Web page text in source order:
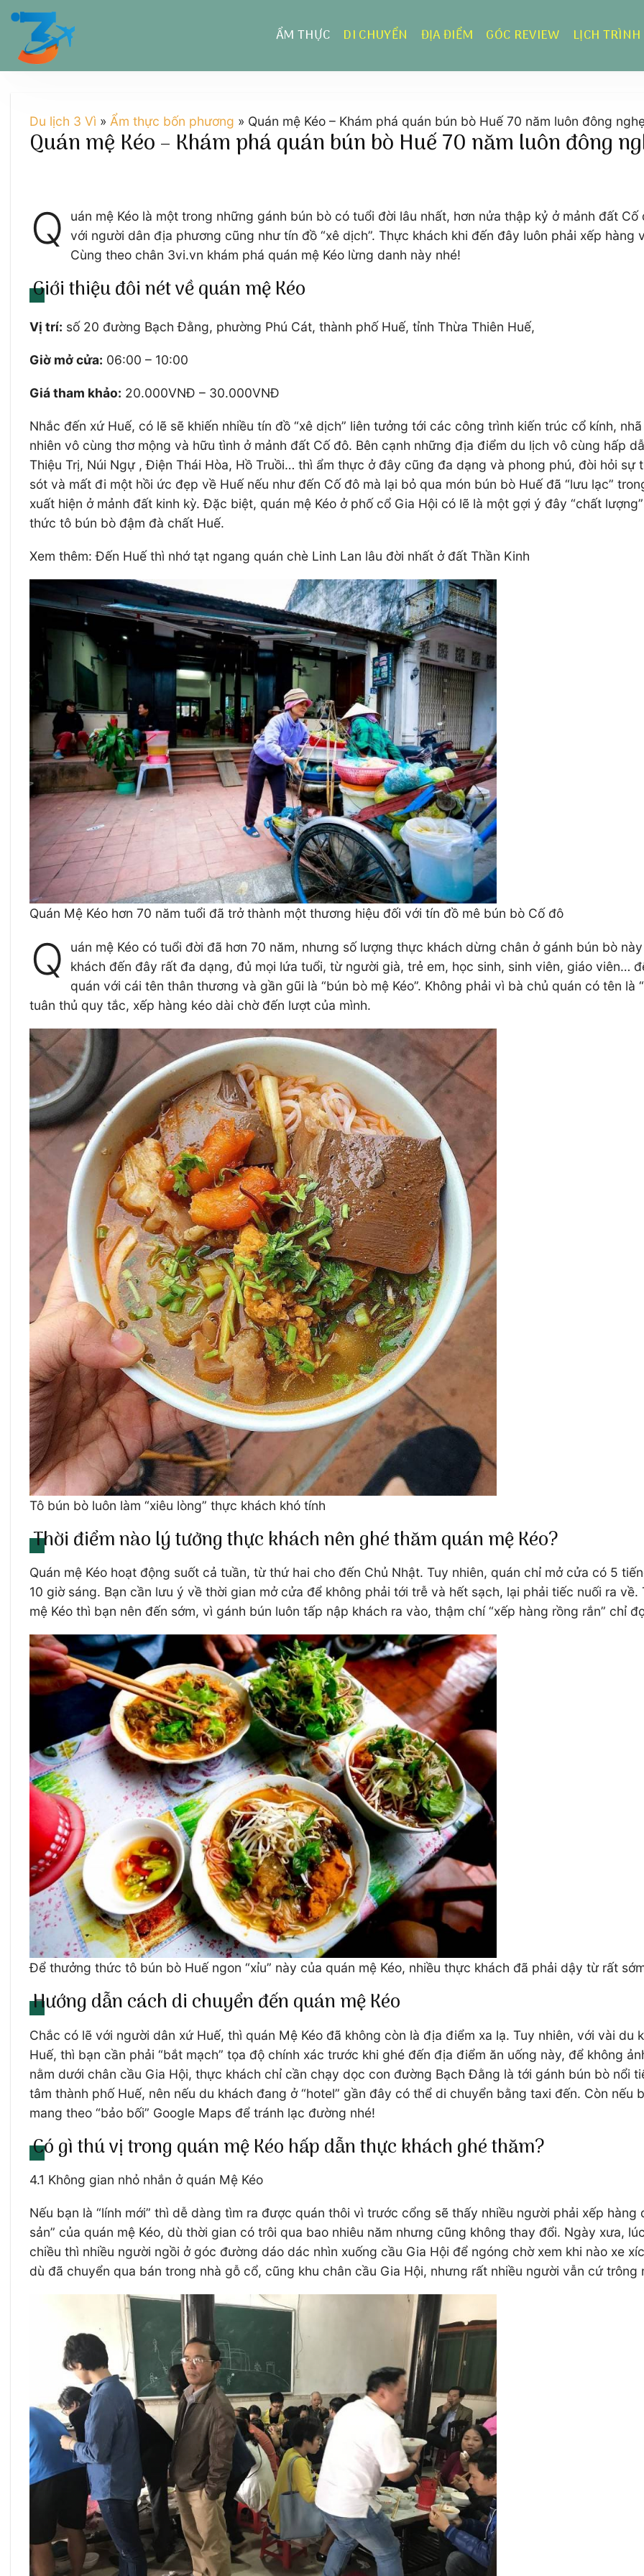
Chuyển
dung
ẨM THỰC DI CHUYỂN ĐỊA ĐIỂM GÓC REVIEW LỊCH TRÌNH
Du lịch 3 Vì » Ẩm thực bốn phương » Quán mệ Kéo – Khám phá quán bún bò Huế 70 năm luôn đông
Quán mệ Kéo – Khám phá quán bún bò Huế 70 năm luôn đông
Q
uán mệ Kéo là một trong những gánh bún bò có tuổi đời lâu nhất, hơn nửa thập kỷ ở mảnh đất
với người dân địa phương cũng như tín đồ “xê dịch”. Thực khách khi đến đây luôn phải xếp
Cùng theo chân 3vi.vn khám phá quán mệ Kéo lừng danh này nhé!
Giới thiệu đôi nét về quán mệ Kéo
Vị trí: số 20 đường Bạch Đằng, phường Phú Cát, thành phố Huế, tỉnh Thừa Thiên Huế,
Giờ mở cửa: 06:00 – 10:00
Giá tham khảo: 20.000VNĐ – 30.000VNĐ
Nhắc đến xứ Huế, có lẽ sẽ khiến nhiều tín đồ “xê dịch” liên tưởng tới các công trình kiến trúc cổ kính,
nhiên vô cùng thơ mộng và hữu tình ở mảnh đất Cố đô. Bên cạnh những địa điểm du lịch vô cùng hấp
Thiệu Trị, Núi Ngự , Điện Thái Hòa, Hồ Truồi… thì ẩm thực ở đây cũng đa dạng và phong phú, đòi hỏi sự
sót và mất đi một hồi ức đẹp về Huế nếu như đến Cố đô mà lại bỏ qua món bún bò Huế đã “lưu lạc”
xuất hiện ở mảnh đất kinh kỳ. Đặc biệt, quán mệ Kéo ở phố cổ Gia Hội có lẽ là một gợi ý đây “chất
thức tô bún bò đậm đà chất Huế.
Xem thêm: Đến Huế thì nhớ tạt ngang quán chè Linh Lan lâu đời nhất ở đất Thần Kinh
Quán Mệ Kéo hơn 70 năm tuổi đã trở thành một thương hiệu đối với tín đồ mê bún bò Cố đô
Q
uán mệ Kéo có tuổi đời đã hơn 70 năm, nhưng số lượng thực khách dừng chân ở gánh bún bò
khách đến đây rất đa dạng, đủ mọi lứa tuổi, từ người già, trẻ em, học sinh, sinh viên, giáo viên…
quán với cái tên thân thương và gần gũi là “bún bò mệ Kéo”. Không phải vì bà chủ quán có tên là
tuân thủ quy tắc, xếp hàng kéo dài chờ đến lượt của mình.
Tô bún bò luôn làm “xiêu lòng” thực khách khó tính
Thời điểm nào lý tưởng thực khách nên ghé thăm quán mệ Kéo?
Quán mệ Kéo hoạt động suốt cả tuần, từ thứ hai cho đến Chủ Nhật. Tuy nhiên, quán chỉ mở cửa có 5
10 giờ sáng. Bạn cần lưu ý về thời gian mở cửa để không phải tới trễ và hết sạch, lại phải tiếc nuối ra về.
mệ Kéo thì bạn nên đến sớm, vì gánh bún luôn tấp nập khách ra vào, thậm chí “xếp hàng rồng rắn” chỉ
Để thưởng thức tô bún bò Huế ngon “xỉu” này của quán mệ Kéo, nhiều thực khách đã phải dậy từ rất
Hướng dẫn cách di chuyển đến quán mệ Kéo
Chắc có lẽ với người dân xứ Huế, thì quán Mệ Kéo đã không còn là địa điểm xa lạ. Tuy nhiên, với vài du
Huế, thì bạn cần phải “bắt mạch” tọa độ chính xác trước khi ghé đến địa điểm ăn uống này, để không
nằm dưới chân cầu Gia Hội, thực khách chỉ cần chạy dọc con đường Bạch Đằng là tới gánh bún bò nổi
tâm thành phố Huế, nên nếu du khách đang ở “hotel” gần đây có thể di chuyển bằng taxi đến. Còn nếu
mang theo “bảo bối” Google Maps để tránh lạc đường nhé!
Có gì thú vị trong quán mệ Kéo hấp dẫn thực khách ghé thăm?
4.1 Không gian nhỏ nhắn ở quán Mệ Kéo
Nếu bạn là “lính mới” thì dễ dàng tìm ra được quán thôi vì trước cổng sẽ thấy nhiều người phải xếp
sản” của quán mệ Kéo, dù thời gian có trôi qua bao nhiêu năm nhưng cũng không thay đổi. Ngày xưa,
chiều thì nhiều người ngồi ở góc đường dáo dác nhìn xuống cầu Gia Hội để ngóng chờ xem khi nào xe
dù đã chuyển qua bán trong nhà gỗ cổ, cũng khu chân cầu Gia Hội, nhưng rất nhiều người vẫn cứ